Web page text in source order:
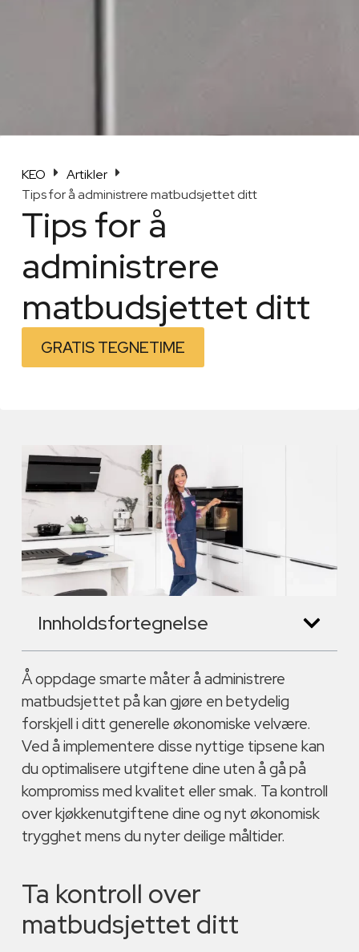
KEO
Artikler
Tips for å administrere matbudsjettet ditt
Tips for å
administrere
matbudsjettet ditt
GRATIS TEGNETIME
Å oppdage smarte måter å administrere
matbudsjettet på kan gjøre en betydelig
forskjell i ditt generelle økonomiske velvære.
Ved å implementere disse nyttige tipsene kan
du optimalisere utgiftene dine uten å gå på
kompromiss med kvalitet eller smak. Ta kontroll
over kjøkkenutgiftene dine og nyt økonomisk
trygghet mens du nyter deilige måltider.
Ta kontroll over
matbudsjettet ditt
Innholdsfortegnelse